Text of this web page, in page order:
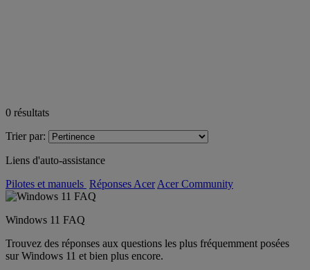
0 résultats
Trier par:
Liens d'auto-assistance
Pilotes et manuels Réponses Acer Acer Community
Windows 11 FAQ
Trouvez des réponses aux questions les plus fréquemment posées
sur Windows 11 et bien plus encore.